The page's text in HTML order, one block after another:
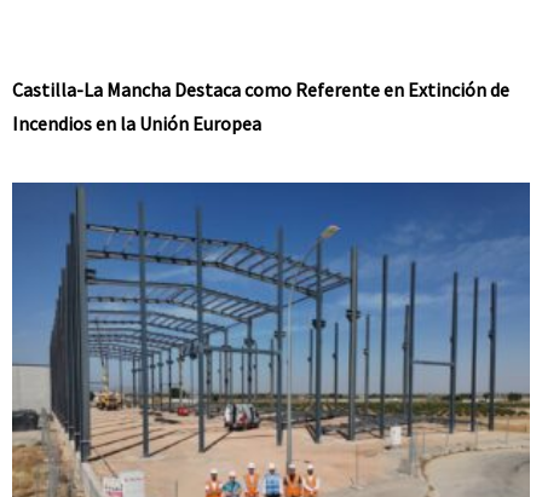
Castilla-La Mancha Destaca como Referente en Extinción de
Incendios en la Unión Europea